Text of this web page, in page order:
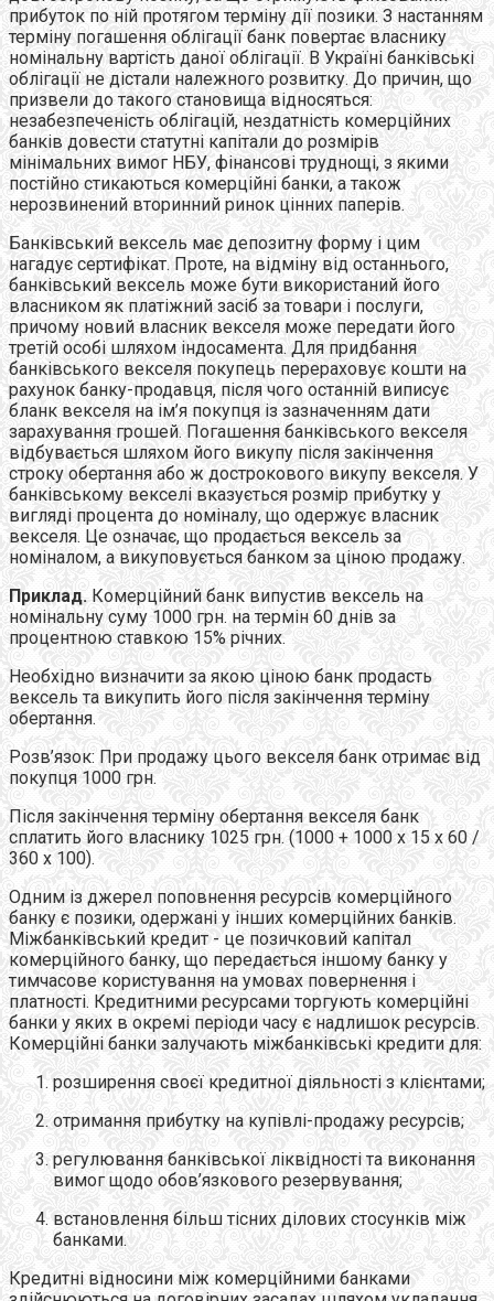
прибуток по ній протягом терміну дії позики. З настанням
терміну погашення облігації банк повертає власнику
номінальну вартість даної облігації. В Україні банківські
облігації не дістали належного розвитку. До причин, що
призвели до такого становища відносяться:
незабезпеченість облігацій, нездатність комерційних
банків довести статутні капітали до розмірів
мінімальних вимог НБУ, фінансові труднощі, з якими
постійно стикаються комерційні банки, а також
нерозвинений вторинний ринок цінних паперів.
Банківський вексель має депозитну форму і цим
нагадує сертифікат. Проте, на відміну від останнього,
банківський вексель може бути використаний його
власником як платіжний засіб за товари і послуги,
причому новий власник векселя може передати його
третій особі шляхом індосамента. Для придбання
банківського векселя покупець перераховує кошти на
рахунок банку-продавця, після чого останній виписує
бланк векселя на ім’я покупця із зазначенням дати
зарахування грошей. Погашення банківського векселя
відбувається шляхом його викупу після закінчення
строку обертання або ж дострокового викупу векселя. У
банківському векселі вказується розмір прибутку у
вигляді процента до номіналу, що одержує власник
векселя. Це означає, що продається вексель за
номіналом, а викуповується банком за ціною продажу.
Приклад. Комерційний банк випустив вексель на
номінальну суму 1000 грн. на термін 60 днів за
процентною ставкою 15% річних.
Необхідно визначити за якою ціною банк продасть
вексель та викупить його після закінчення терміну
обертання.
Розв’язок: При продажу цього векселя банк отримає від
покупця 1000 грн.
Після закінчення терміну обертання векселя банк
сплатить його власнику 1025 грн. (1000 + 1000 х 15 х 60 /
360 х 100).
Одним із джерел поповнення ресурсів комерційного
банку є позики, одержані у інших комерційних банків.
Міжбанківський кредит - це позичковий капітал
комерційного банку, що передається іншому банку у
тимчасове користування на умовах повернення і
платності. Кредитними ресурсами торгують комерційні
банки у яких в окремі періоди часу є надлишок ресурсів.
Комерційні банки залучають міжбанківські кредити для:
розширення своєї кредитної діяльності з клієнтами;
отримання прибутку на купівлі-продажу ресурсів;
регулювання банківської ліквідності та виконання
вимог щодо обов’язкового резервування;
встановлення більш тісних ділових стосунків між
банками.
Кредитні відносини між комерційними банками